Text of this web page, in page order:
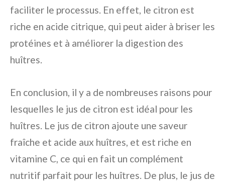
faciliter le processus. En effet, le citron est
riche en acide citrique, qui peut aider à briser les
protéines et à améliorer la digestion des
huîtres.
En conclusion, il y a de nombreuses raisons pour
lesquelles le jus de citron est idéal pour les
huîtres. Le jus de citron ajoute une saveur
fraîche et acide aux huîtres, et est riche en
vitamine C, ce qui en fait un complément
nutritif parfait pour les huîtres. De plus, le jus de